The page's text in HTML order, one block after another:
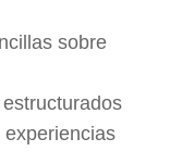
sobre